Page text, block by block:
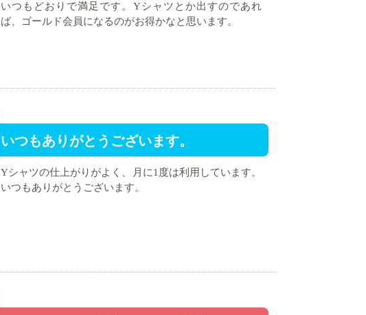
いつもどおりで満足です。Yシャツとか出すのであれ
ば、ゴールド会員になるのがお得かなと思います。
いつもありがとうございます。
Yシャツの仕上がりがよく、月に1度は利用しています。
いつもありがとうございます。